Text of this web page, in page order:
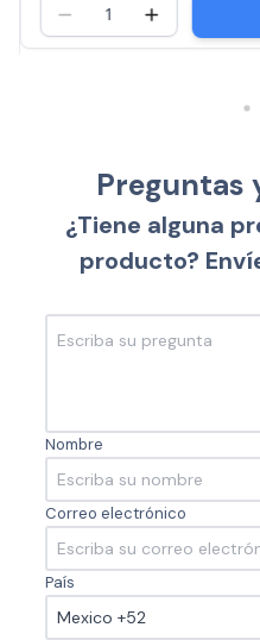
Preguntas
¿Tiene alguna
producto?
Nombre
Correo electrónico
País